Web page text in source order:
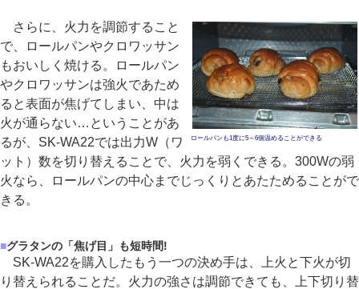
ロールパンも1度に5～6個温めることができる
さらに、火力を調節すること
で、ロールパンやクロワッサン
もおいしく焼ける。ロールパン
やクロワッサンは強火であため
ると表面が焦げてしまい、中は
火が通らない…ということがあ
るが、SK-WA22では出力W（ワ
ット）数を切り替えることで、火力を弱くできる。300Wの弱
火なら、ロールパンの中心までじっくりとあたためることがで
きる。
■グラタンの「焦げ目」も短時間!
SK-WA22を購入したもう一つの決め手は、上火と下火が切
り替えられることだ。火力の強さは調節できても、上下切り替